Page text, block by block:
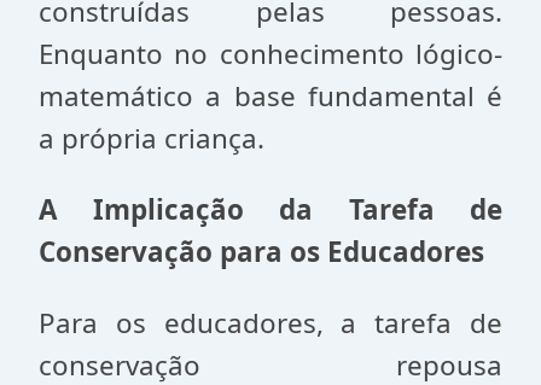
construídas pelas pessoas.
Enquanto no conhecimento lógico-
matemático a base fundamental é
a própria criança.
A Implicação da Tarefa de
Conservação para os Educadores
Para os educadores, a tarefa de
conservação repousa